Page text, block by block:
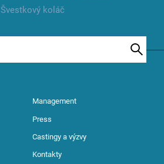
Švestkový koláč
Management
Press
Castingy a výzvy
Kontakty